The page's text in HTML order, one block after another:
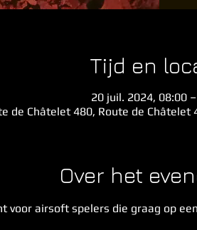
Tijd en
20 juil. 2024, 08:00
de Châtelet 480, Route de Châtelet
Over het
voor airsoft spelers die graag op